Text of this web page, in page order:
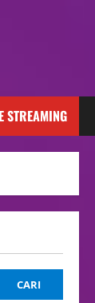
STREAMING
CARI